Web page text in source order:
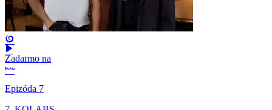
Zadarmo na
Epizóda 7